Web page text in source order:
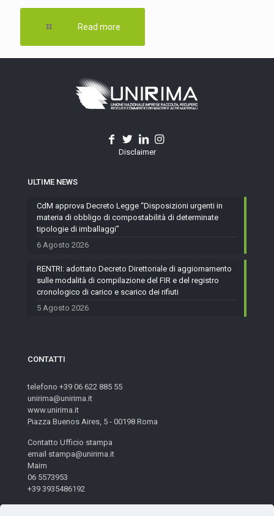
Read more
Disclaimer
ULTIME NEWS
CdM approva Decreto Legge “Disposizioni urgenti in
materia di obbligo di compostabilità di determinate
tipologie di imballaggi”
6 Agosto 2026
RENTRI: adottato Decreto Direttoriale di aggiornamento
sulle modalità di compilazione del FIR e del registro
cronologico di carico e scarico dei rifiuti
5 Agosto 2026
CONTATTI
telefono +39 06 622 885 55
unirima@unirima.it
www.unirima.it
Piazza Buenos Aires, 5 - 00198 Roma
Contatto Ufficio stampa
email stampa@unirima.it
Maim
06 5573953
+39 3935486192